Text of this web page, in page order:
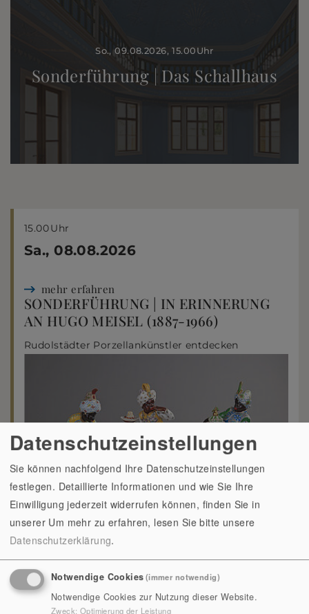
So., 09.08.2026, 15.00Uhr
Sonderführung | Das Schallhaus
15.00Uhr
Sa., 08.08.2026
mehr erfahren
SONDERFÜHRUNG | IN ERINNERUNG
AN HUGO MEISEL (1887-1966)
Rudolstädter Porzellankünstler entdecken
15.00Uhr
So., 09.08.2026
mehr erfahren
Datenschutzeinstellungen
Sie können nachfolgend Ihre Datenschutzeinstellungen
festlegen. Detaillierte Informationen und wie Sie Ihre
Einwilligung jederzeit widerrufen können, finden Sie in
unserer Um mehr zu erfahren, lesen Sie bitte unsere
Datenschutzerklärung.
Notwendige Cookies(immer notwendig)
Notwendige Cookies zur Nutzung dieser Website.
Zweck: Optimierung der Leistung